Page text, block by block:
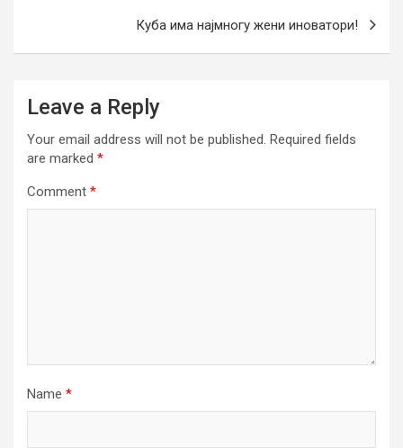
Куба има најмногу жени иноватори!
Leave a Reply
Your email address will not be published. Required fields
are marked *
Comment *
Name *